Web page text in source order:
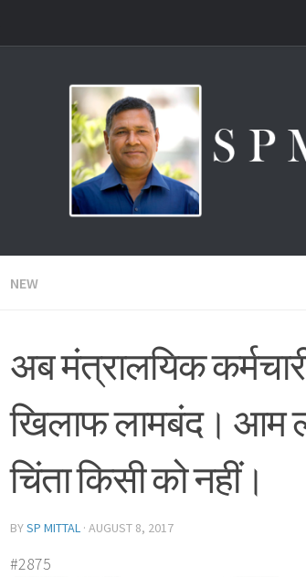
NEW
अब मंत्रालयिक
खिलाफ लामबंद। आम
चिंता किसी को नहीं।
BYSP MITTAL · AUGUST 8, 2017
#2875